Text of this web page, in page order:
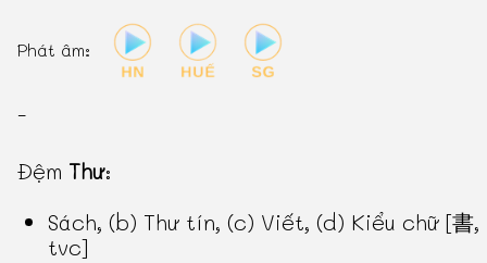
Phát âm:
-
Đệm Thư:
Sách, (b) Thư tín, (c) Viết, (d) Kiểu chữ [書,
tvc]